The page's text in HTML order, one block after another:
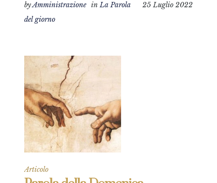
25 Luglio 2022
byAmministrazione inLa Parola
del giorno
Articolo